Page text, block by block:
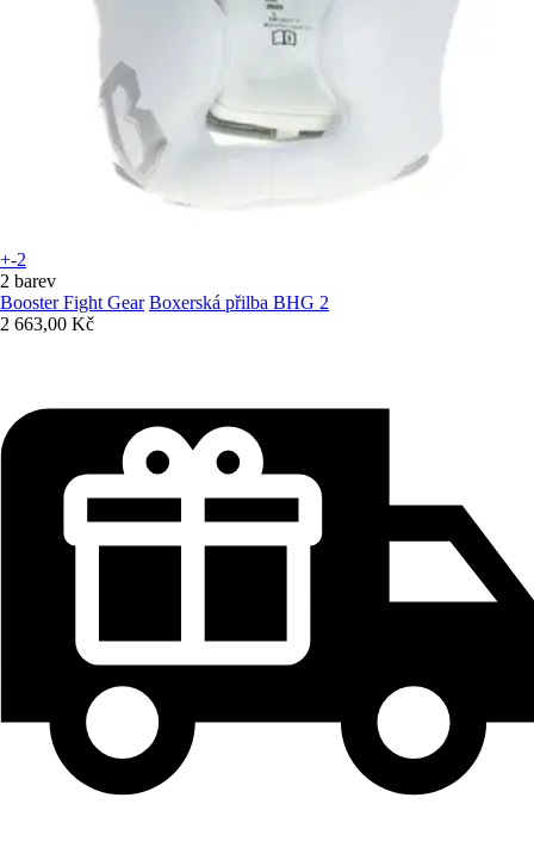
+-2
2 barev
Booster Fight Gear Boxerská přilba BHG 2
2 663,00 Kč